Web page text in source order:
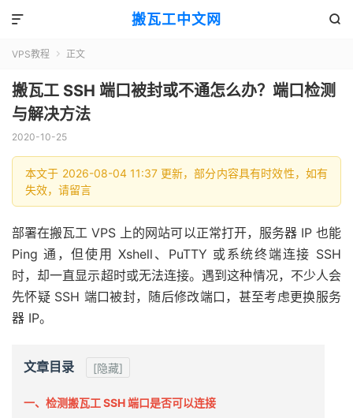
搬瓦工中文网 

VPS教程  正文
搬瓦工 SSH 端口被封或不通怎么办？端口检测
与解决方法
2020-10-25
本文于 2026-08-04 11:37 更新，部分内容具有时效性，如有
失效，请留言
部署在搬瓦工 VPS 上的网站可以正常打开，服务器 IP 也能
Ping 通，但使用 Xshell、PuTTY 或系统终端连接 SSH
时，却一直显示超时或无法连接。遇到这种情况，不少人会
先怀疑 SSH 端口被封，随后修改端口，甚至考虑更换服务
器 IP。
文章目录 [隐藏]
一、检测搬瓦工 SSH 端口是否可以连接